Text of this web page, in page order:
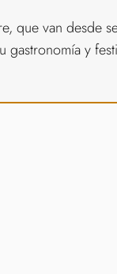
que van desde
gastronomía y